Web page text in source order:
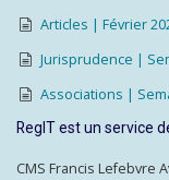
Articles | Février
Jurisprudence |
Associations |
RegIT est un service
CMS Francis Lefebvre